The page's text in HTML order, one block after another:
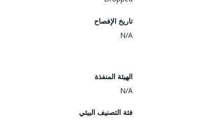
تاريخ الإفصاح
N/A
الهيئة المنفذة
N/A
فئة التصنيف البيئي